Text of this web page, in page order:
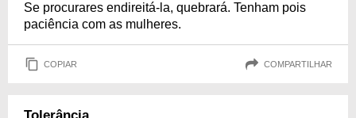
Se procurares endireitá-la, quebrará. Tenham pois
paciência com as mulheres.
COPIAR COMPARTILHAR